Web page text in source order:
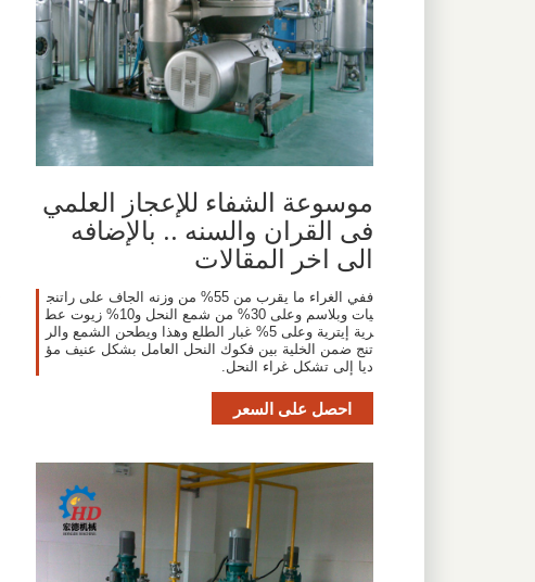
موسوعة الشفاء للإعجاز العلمي
فى القران والسنه .. بالإضافه
الى اخر المقالات
ففي الغراء ما يقرب من 55% من وزنه الجاف على راتنج
يات وبلاسم وعلى 30% من شمع النحل و10% زيوت عط
رية إيترية وعلى 5% غبار الطلع وهذا ويطحن الشمع والر
تنج ضمن الخلية بين فكوك النحل العامل بشكل عنيف مؤ
ديا إلى تشكل غراء النحل.
احصل على السعر